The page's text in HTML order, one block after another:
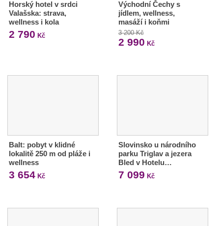
Horský hotel v srdci
Valašska: strava,
wellness i kola
2 790 Kč
Východní Čechy s
jídlem, wellness,
masáží i koňmi
3 200 Kč
2 990 Kč
Balt: pobyt v klidné
lokalitě 250 m od pláže i
wellness
3 654 Kč
Slovinsko u národního
parku Triglav a jezera
Bled v Hotelu…
7 099 Kč